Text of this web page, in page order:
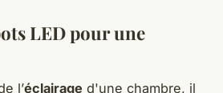
LED pour une
l’éclairage d'une chambre, il